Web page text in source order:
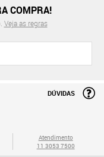
COMPRA!
Veja as regras
DÚVIDAS
Atendimento
11 3053 7500